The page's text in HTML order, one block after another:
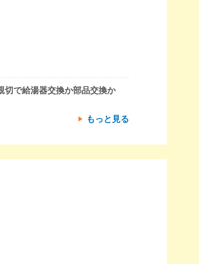
切で給湯器交換か部品交換か
もっと見る